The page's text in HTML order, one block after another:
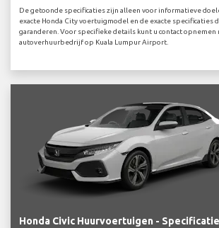
De getoonde specificaties zijn alleen voor informatieve
exacte Honda City voertuigmodel en de exacte specificaties
garanderen. Voor specifieke details kunt u contact
autoverhuurbedrijf op Kuala Lumpur Airport.
Honda Civic Huurvoertuigen -